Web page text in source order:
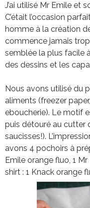
J’ai utilisé Mr Emile et
C’était l’occasion
homme à la création
commence jamais
semblée la plus facile
des dessins et les
Nous avons utilisé du
aliments (freezer
eboucherie). Le motif
puis détouré au cutter
saucisses!).
avons 4 pochoirs à
Emile orange fluo, 1
shirt : 1 Knack orange